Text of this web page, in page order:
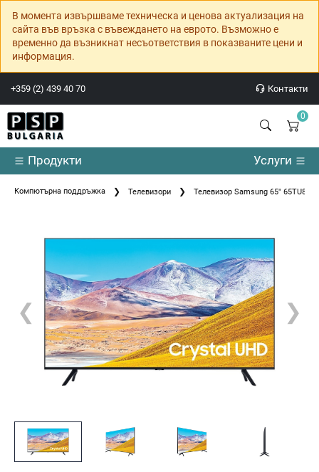
В момента извършваме техническа и ценова актуализация на
сайта във връзка с въвеждането на еврото. Възможно е
временно да възникнат несъответствия в показваните цени и
информация.
+359 (2) 439 40 70 Контакти
0
Продукти Услуги
Компютърна поддръжка Телевизори Телевизор Samsung 65"
❮ ❯